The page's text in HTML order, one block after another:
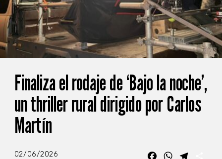
Finaliza el rodaje de ‘Bajo la noche’,
un thriller rural dirigido por Carlos
Martín
02/06/2026 FacebookWhatsApp